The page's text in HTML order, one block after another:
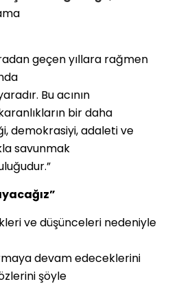
geçen yıllara rağmen
Bu acının
bir daha
demokrasiyi, adaleti ve
savunmak
ve düşünceleri nedeniyle
devam edeceklerini
şöyle